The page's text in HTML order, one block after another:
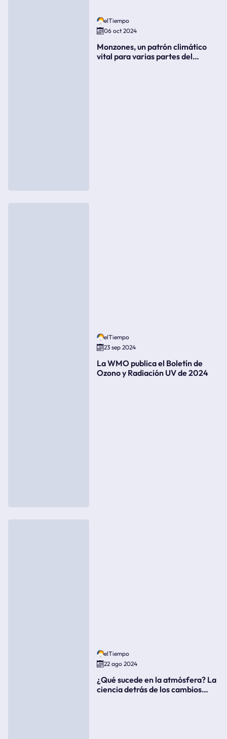
elTiempo
06 oct 2024
Monzones, un patrón climático
vital para varias partes del
elTiempo
23 sep 2024
La WMO publica el Boletín de
Ozono y Radiación UV de 2024
elTiempo
22 ago 2024
¿Qué sucede en la atmósfera? La
ciencia detrás de los cambios